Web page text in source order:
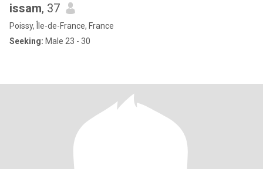
issam, 37
Poissy, Île-de-France, France
Seeking: Male 23 - 30